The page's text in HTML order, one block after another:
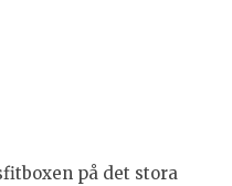
på det stora